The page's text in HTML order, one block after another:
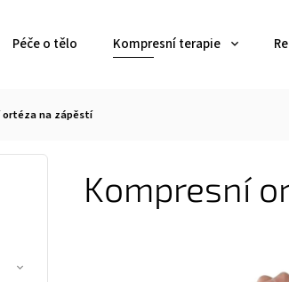
Péče o tělo Kompresní terapie
ortéza na zápěstí
Kompresní